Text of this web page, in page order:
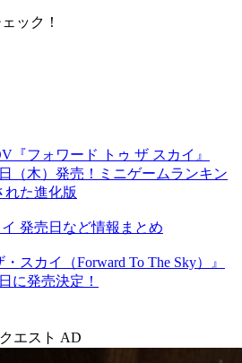
ック！
『フォワード トゥ ザ スカイ』
（木）発売！ミニゲームランキン
れた進化版
発売日など情報まとめ
スカイ（Forward To The Sky）』
に発売決定！
エスト AD